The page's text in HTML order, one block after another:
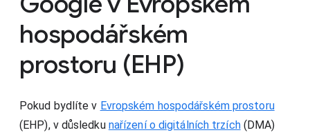
hospodářském
prostoru (EHP)
Pokud bydlíte v Evropském hospodářském prostoru
(EHP), v důsledku nařízení o digitálních trzích(DMA)